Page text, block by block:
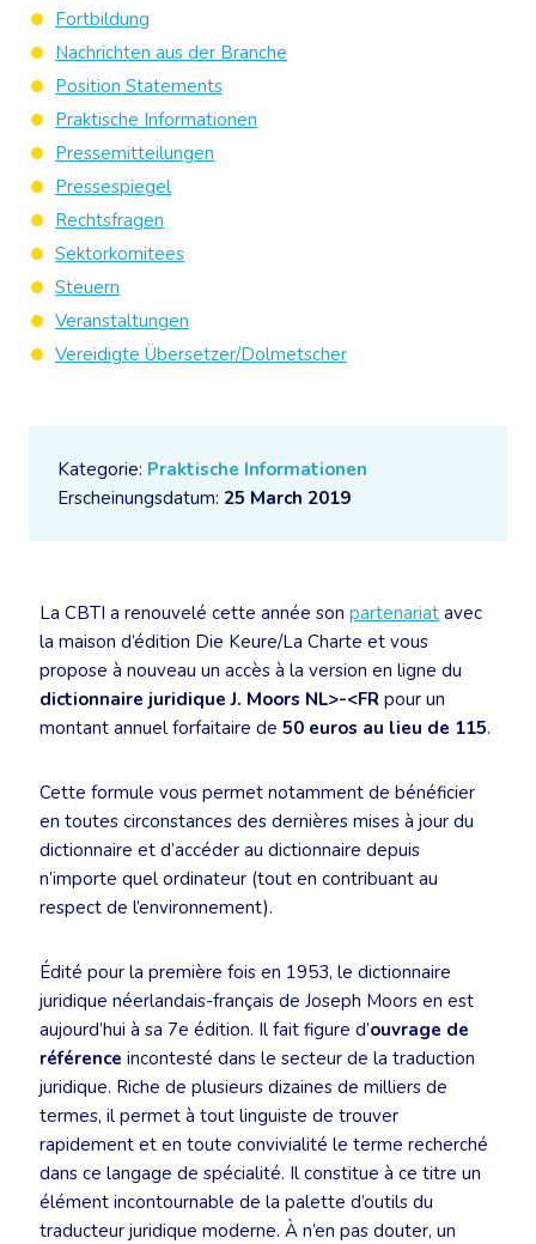
Kategorie: Praktische Informationen
Erscheinungsdatum: 25 March 2019
La CBTI a renouvelé cette année son partenariat avec
la maison d’édition Die Keure/La Charte et vous
propose à nouveau un accès à la version en ligne du
dictionnaire juridique J. Moors NL>-<FR pour un
montant annuel forfaitaire de 50 euros au lieu de 115.
Cette formule vous permet notamment de bénéficier
en toutes circonstances des dernières mises à jour du
dictionnaire et d’accéder au dictionnaire depuis
n’importe quel ordinateur (tout en contribuant au
respect de l’environnement).
Édité pour la première fois en 1953, le dictionnaire
juridique néerlandais-français de Joseph Moors en est
aujourd’hui à sa 7e édition. Il fait figure d’ouvrage de
référence incontesté dans le secteur de la traduction
juridique. Riche de plusieurs dizaines de milliers de
termes, il permet à tout linguiste de trouver
rapidement et en toute convivialité le terme recherché
dans ce langage de spécialité. Il constitue à ce titre un
élément incontournable de la palette d’outils du
traducteur juridique moderne. À n’en pas douter, un
Fortbildung
Nachrichten aus der Branche
Position Statements
Praktische Informationen
Pressemitteilungen
Pressespiegel
Rechtsfragen
Sektorkomitees
Steuern
Veranstaltungen
Vereidigte Übersetzer/Dolmetscher